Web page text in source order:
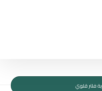
فلتر قلوي